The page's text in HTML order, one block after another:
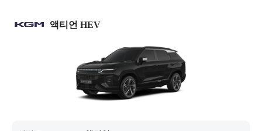
액티언 HEV